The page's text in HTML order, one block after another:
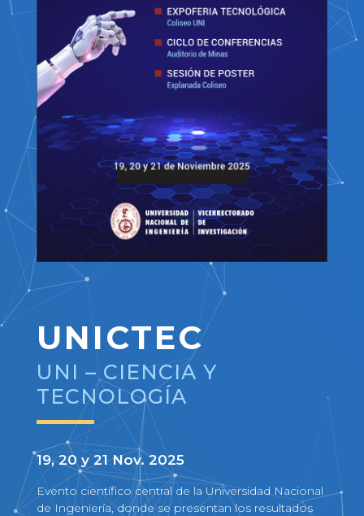
UNICTEC
UNI – CIENCIA Y
TECNOLOGÍA
19, 20 y 21 Nov. 2025
Evento científico central de la Universidad Nacional
de Ingeniería, donde se presentan los resultados